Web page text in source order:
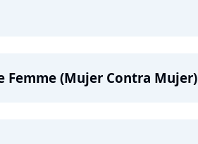
Femme (Mujer Contra Mujer)